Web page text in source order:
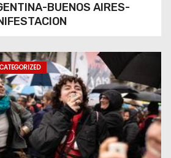
7, 2026 Admin
BUENOS AIRES-